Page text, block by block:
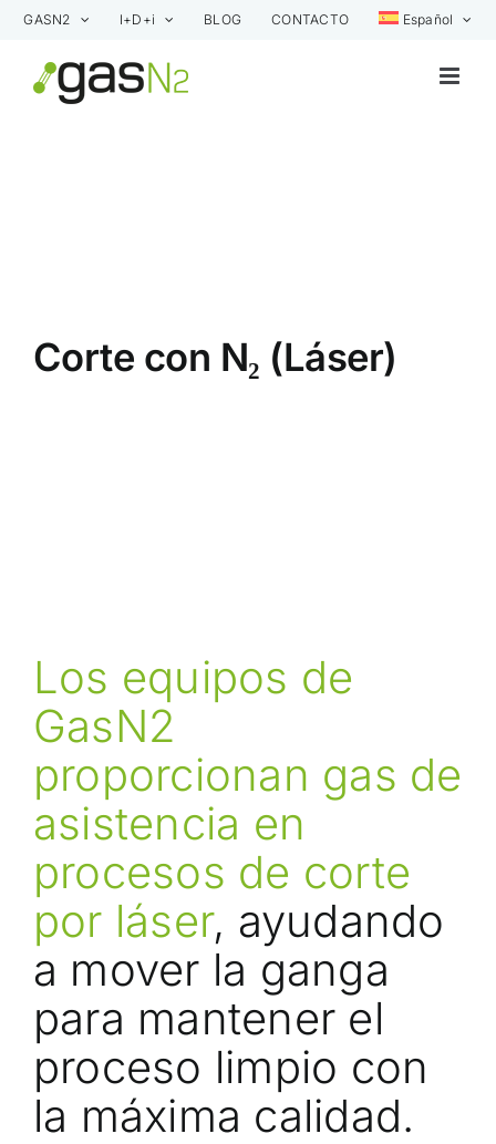
Saltar
contenido
GASN2 I+D+i BLOG CONTACTO Español
Corte con N₂ (Láser)
Los equipos de
GasN2
proporcionan gas de
asistencia en
procesos de corte
por láser, ayudando
a mover la ganga
para mantener el
proceso limpio con
la máxima calidad.